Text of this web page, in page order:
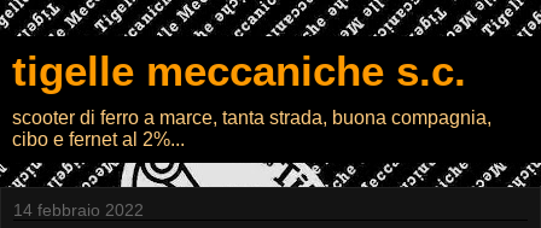
tigelle meccaniche s.c.
scooter di ferro a marce, tanta strada, buona compagnia,
cibo e fernet al 2%...
14 febbraio 2022